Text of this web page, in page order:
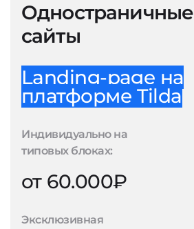
Одностраничные
сайты
Landing-page на
платформе Tilda
Индивидуально на
типовых блоках:
от 60.000₽
Эксклюзивная